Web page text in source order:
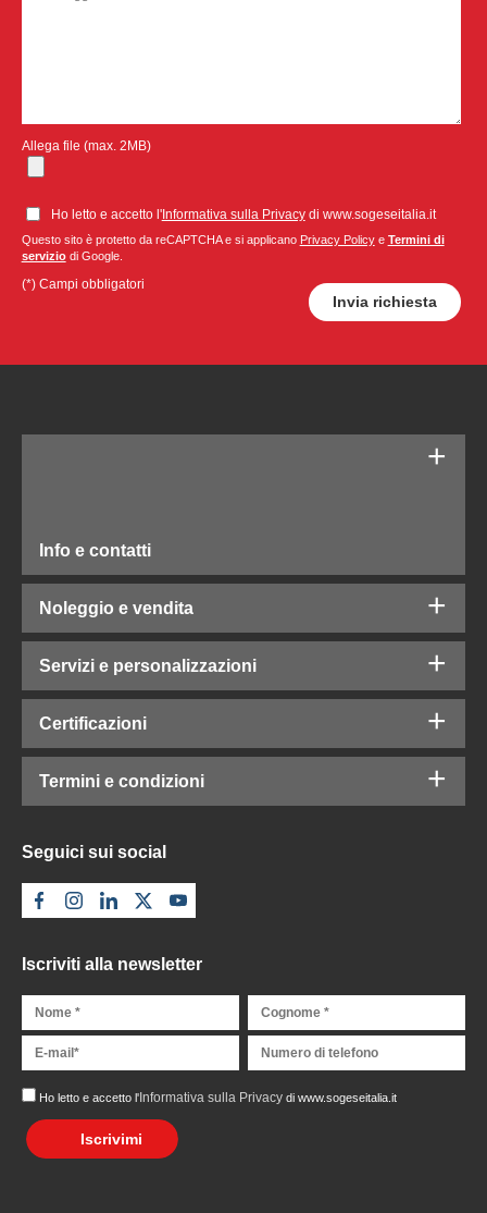
Allega file (max. 2MB)
Ho letto e accetto l'Informativa sulla Privacydi www.sogeseitalia.it
Questo sito è protetto da reCAPTCHA e si applicano Privacy Policye Termini di
serviziodi Google.
(*) Campi obbligatori
Info e contatti
Noleggio e vendita
Servizi e personalizzazioni
Certificazioni
Termini e condizioni
Seguici sui social
Iscriviti alla newsletter
Ho letto e accetto l'Informativa sulla Privacydi www.sogeseitalia.it
Iscrivimi